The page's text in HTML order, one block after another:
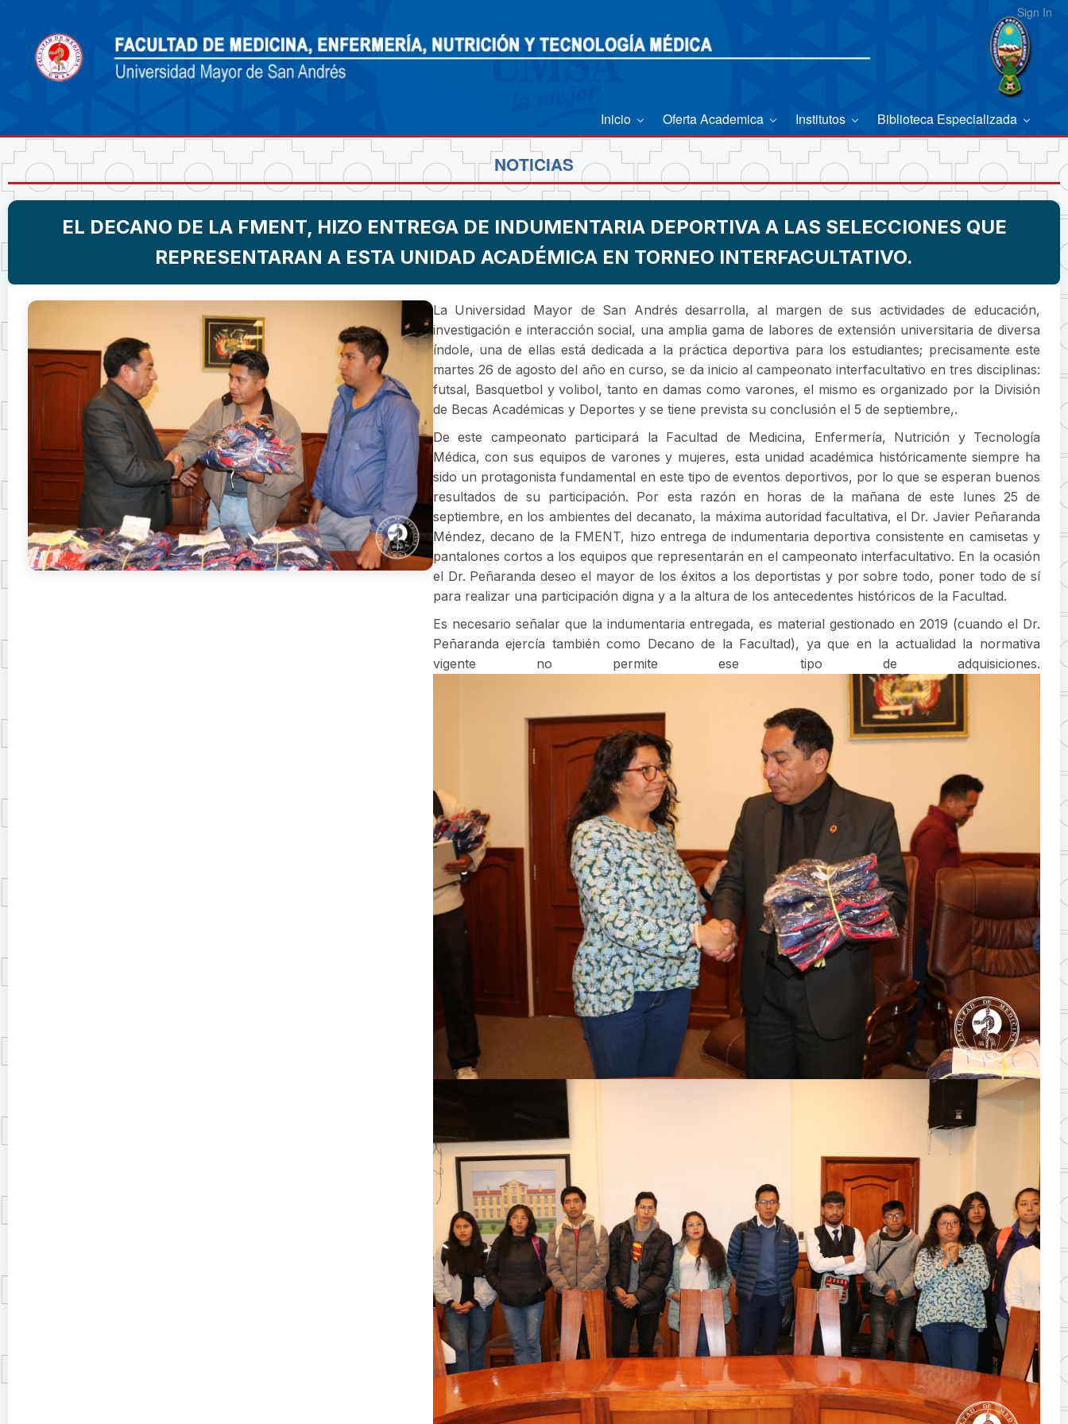
Sign In
Inicio Oferta Academica Institutos Biblioteca Especializada
NOTICIAS
EL DECANO DE LA FMENT, HIZO ENTREGA DE INDUMENTARIA DEPORTIVA A LAS SELECCIONES QUE
REPRESENTARAN A ESTA UNIDAD ACADÉMICA EN TORNEO INTERFACULTATIVO.
La Universidad Mayor de San Andrés desarrolla, al margen de sus actividades de educación,
investigación e interacción social, una amplia gama de labores de extensión universitaria de diversa
índole, una de ellas está dedicada a la práctica deportiva para los estudiantes; precisamente este
martes 26 de agosto del año en curso, se da inicio al campeonato interfacultativo en tres disciplinas:
futsal, Basquetbol y volibol, tanto en damas como varones, el mismo es organizado por la División
de Becas Académicas y Deportes y se tiene prevista su conclusión el 5 de septiembre,.
De este campeonato participará la Facultad de Medicina, Enfermería, Nutrición y Tecnología
Médica, con sus equipos de varones y mujeres, esta unidad académica históricamente siempre ha
sido un protagonista fundamental en este tipo de eventos deportivos, por lo que se esperan buenos
resultados de su participación. Por esta razón en horas de la mañana de este lunes 25 de
septiembre, en los ambientes del decanato, la máxima autoridad facultativa, el Dr. Javier Peñaranda
Méndez, decano de la FMENT, hizo entrega de indumentaria deportiva consistente en camisetas y
pantalones cortos a los equipos que representarán en el campeonato interfacultativo. En la ocasión
el Dr. Peñaranda deseo el mayor de los éxitos a los deportistas y por sobre todo, poner todo de sí
para realizar una participación digna y a la altura de los antecedentes históricos de la Facultad.
Es necesario señalar que la indumentaria entregada, es material gestionado en 2019 (cuando el Dr.
Peñaranda ejercía también como Decano de la Facultad), ya que en la actualidad la normativa
vigente no permite ese tipo de adquisiciones.